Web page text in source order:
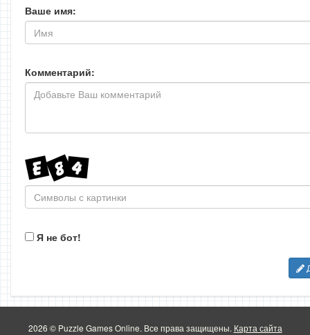
Ваше имя:
Комментарий:
Я не бот!
2026 © Puzzle Games Online. Все права защищены. Карта сайта